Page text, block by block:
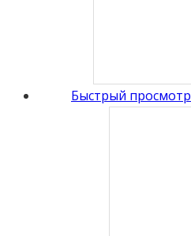
Быстрый просмотр